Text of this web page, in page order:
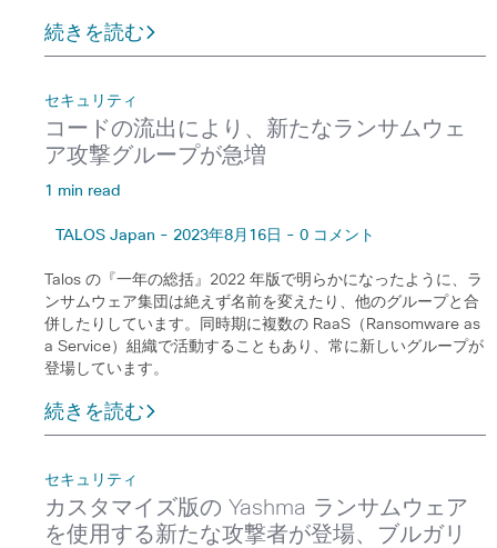
続きを読む
セキュリティ
コードの流出により、新たなランサムウェ
ア攻撃グループが急増
1 min read
TALOS Japan - 2023年8月16日 - 0 コメント
Talos の『一年の総括』2022 年版で明らかになったように、ラ
ンサムウェア集団は絶えず名前を変えたり、他のグループと合
併したりしています。同時期に複数の RaaS（Ransomware as
a Service）組織で活動することもあり、常に新しいグループが
登場しています。
続きを読む
セキュリティ
カスタマイズ版の Yashma ランサムウェア
を使用する新たな攻撃者が登場、ブルガリ